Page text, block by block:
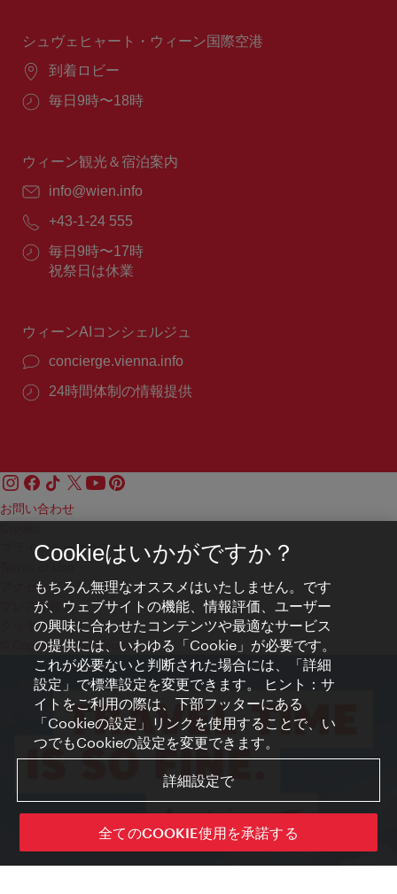
間：
シュヴェヒャート・ウィーン国際空港
場
到着ロビー
営
間：
毎日9時〜18時
ウィーン観光＆宿泊案内
E
ー
ル：
info@wien.info
電
番
号：
+43-1-24 555
営
業
毎日9時〜17時
祝祭日は休業
ウィーンAIコンシェルジュ
concierge.vienna.info
24時間体制の情報提供
お問い合わせ
プライバシーポリシー
アクセシビリティ
プレス連絡先
クッキーの設定
© Copyright WienTourismus
Cookieはいかがですか？
もちろん無理なオススメはいたしません。です
が、ウェブサイトの機能、情報評価、ユーザー
の興味に合わせたコンテンツや最適なサービス
の提供には、いわゆる「Cookie」が必要です。
これが必要ないと判断された場合には、「詳細
設定」で標準設定を変更できます。 ヒント：サ
イトをご利用の際は、下部フッターにある
「Cookieの設定」リンクを使用することで、い
つでもCookieの設定を変更できます。
詳細設定で
全てのCOOKIE使用を承諾する